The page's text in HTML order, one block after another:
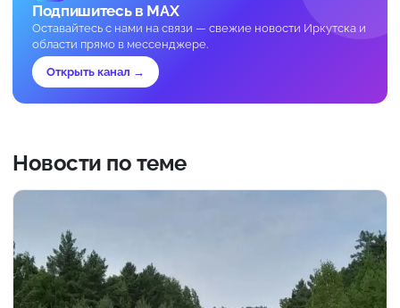
Подпишитесь в MAX
Оставайтесь с нами на связи — свежие новости Иркутска и
области прямо в мессенджере.
Открыть канал →
Новости по теме